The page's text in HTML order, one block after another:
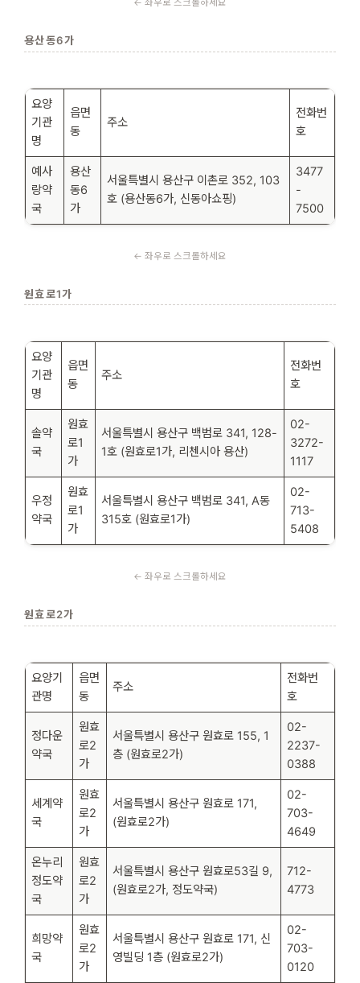
용산동6가
요양
기관
명
읍면
동
주소
전화번
호
예사
랑약
국
용산
동6
가
서울특별시 용산구 이촌로 352, 103
호 (용산동6가, 신동아쇼핑)
3477
-
7500
원효로1가
요양
기관
명
읍면
동
주소
전화번
호
솔약
국
원효
로1
가
서울특별시 용산구 백범로 341, 128-
1호 (원효로1가, 리첸시아 용산)
02-
3272-
1117
우정
약국
원효
로1
가
서울특별시 용산구 백범로 341, A동
315호 (원효로1가)
02-
713-
5408
원효로2가
요양기
관명
읍면
동
주소
전화번
호
정다운
약국
원효
로2
가
서울특별시 용산구 원효로 155, 1
층 (원효로2가)
02-
2237-
0388
세계약
국
원효
로2
가
서울특별시 용산구 원효로 171,
(원효로2가)
02-
703-
4649
온누리
정도약
국
원효
로2
가
서울특별시 용산구 원효로53길 9,
(원효로2가, 정도약국)
712-
4773
희망약
국
원효
로2
가
서울특별시 용산구 원효로 171, 신
영빌딩 1층 (원효로2가)
02-
703-
0120